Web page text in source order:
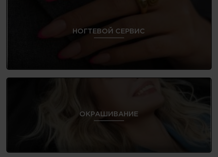
НОГТЕВОЙ СЕРВИС
ОКРАШИВАНИЕ